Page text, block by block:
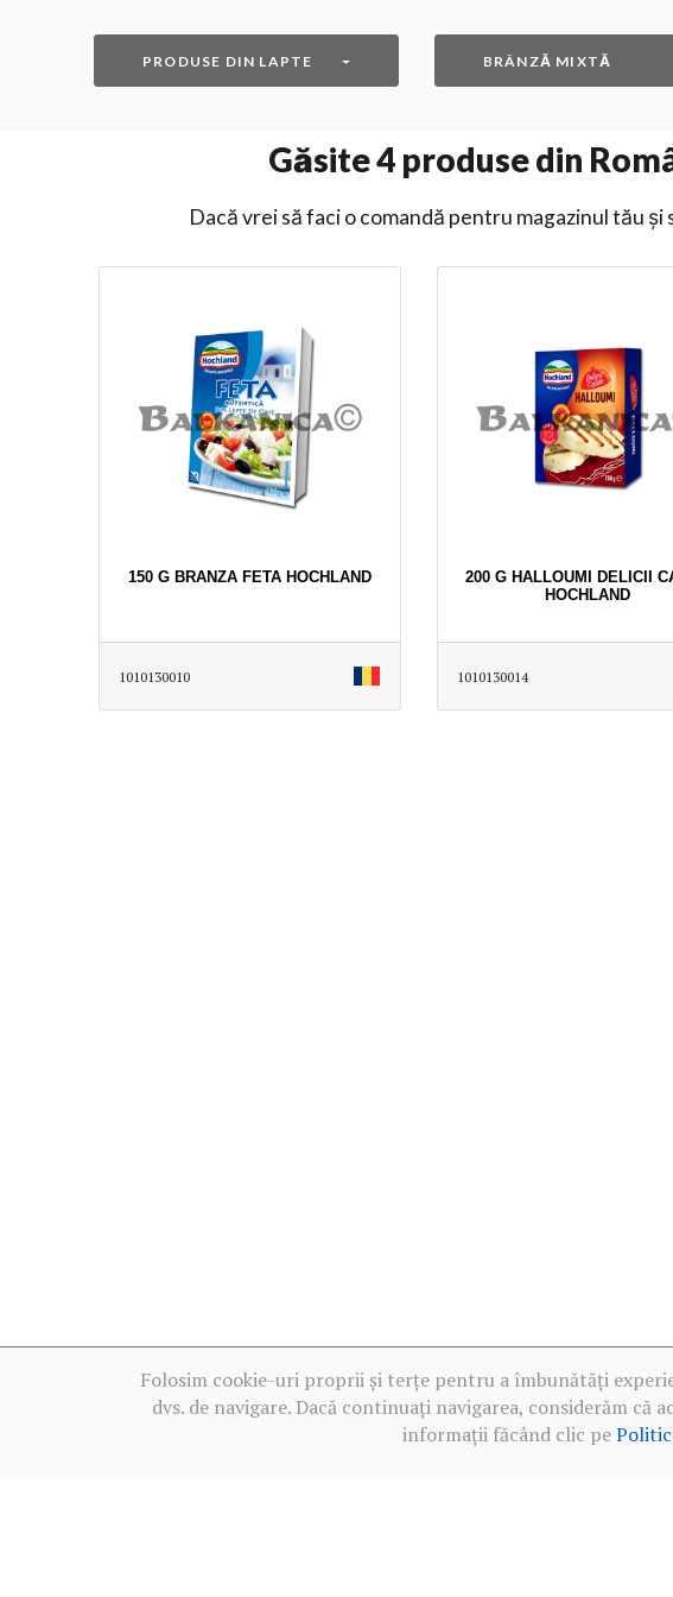
PRODUSE DIN LAPTE BRÂNZĂ MIXTĂ
Găsite4 produse din
Dacă vrei să faci o comandă pentru magazinul tău
150 G BRANZA FETA HOCHLAND
1010130010
200 G HALLOUMI DELICII
HOCHLAND
1010130014
Folosim cookie-uri proprii și terțe pentru a îmbunătăți
dvs. de navigare. Dacă continuați navigarea, considerăm
informații făcând clic pe